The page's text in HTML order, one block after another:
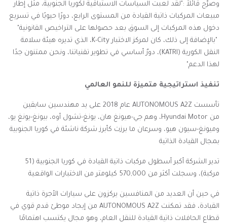
وصرّح قائلاً :"لقد لعبت السياسات الاستباقية لكوريا الجنوبية، مثل إطار
مبيعات المركبات ذاتية القيادة من المستوى الرابع، دورًا حيويًا في تسريع
دخول هذه المركبات إلى السوق بعد حصولها على التراخيص القانونية"
"بالإضافة إلى ذلك، كان لمركز الاختبار K-City، الذي تديره هيئة سلامة
النقل الكورية (KATRI )، دورٌ أساسي في تطوير تقنياتنا، ونحن ممتنون جدًا
لهذا الدعم"
تنفيذ استراتيجية متميزة للنمو العالمي
تأسست AUTONOMOUS A2Z
عام 2018 على يد مهندسين سابقين
من Hyundai Motor، وهم جي-هيونغ هان، يونغ-تشول أوه، بيونغ-يونغ يو،
وميونغ-سيون هيو، وسرعان ما برزت كأبرز شركة ناشئة في كوريا الجنوبية
بمجال القيادة الذاتية
تدير الشركة أكبر أسطول مركبات ذاتية القيادة في كوريا الجنوبية (51
مركبة)، وسجلت أكثر من 570,000 كيلومتر من الاختبارات الواقعية
في حين أن العديد من المنافسين يركزون على سيارات الأجرة ذاتية
القيادة، فقد تمكنت AUTONOMOUS A2Z من إيجاد موطئ قدم قوي في
قطاع الحافلات ذاتية القيادة للنقل العام، وهو مجال يكتسب اهتمامًا